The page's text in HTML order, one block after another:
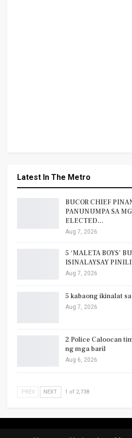
Latest In The Metro
BUCOR CHIEF
PANUNUMPA SA
ELECTED…
Aug 7, 2026
5 ‘MALETA BOYS’
ISINALAYSAY
Aug 7, 2026
5 kabaong ikinalat
Aug 7, 2026
2 Police Caloocan
ng mga baril
Aug 6, 2026
PREV NEXT 1 of 2,738